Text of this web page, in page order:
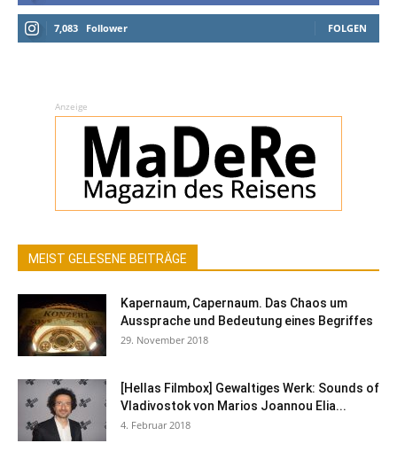
7,083 Follower FOLGEN
Anzeige
MEIST GELESENE BEITRÄGE
Kapernaum, Capernaum. Das Chaos um
Aussprache und Bedeutung eines Begriffes
29. November 2018
[Hellas Filmbox] Gewaltiges Werk: Sounds of
Vladivostok von Marios Joannou Elia...
4. Februar 2018